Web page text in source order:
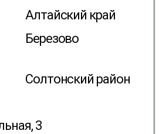
Алтайский край
Березово
Солтонский район
3